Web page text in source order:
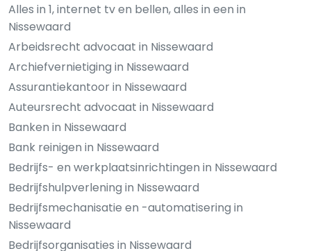
Alles in 1, internet tv en bellen, alles in een in
Nissewaard
Arbeidsrecht advocaat in Nissewaard
Archiefvernietiging in Nissewaard
Assurantiekantoor in Nissewaard
Auteursrecht advocaat in Nissewaard
Banken in Nissewaard
Bank reinigen in Nissewaard
Bedrijfs- en werkplaatsinrichtingen in Nissewaard
Bedrijfshulpverlening in Nissewaard
Bedrijfsmechanisatie en -automatisering in
Nissewaard
Bedrijfsorganisaties in Nissewaard